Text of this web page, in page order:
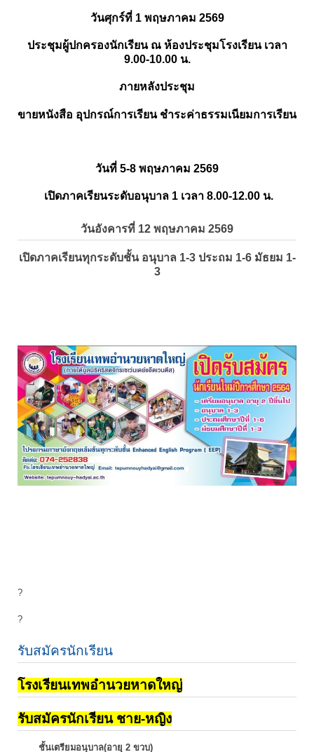
วันศุกร์ที่ 1 พฤษภาคม 2569
ประชุมผู้ปกครองนักเรียน ณ ห้องประชุมโรงเรียน เวลา
9.00-10.00 น.
ภายหลังประชุม
ขายหนังสือ อุปกรณ์การเรียน ชำระค่าธรรมเนียมการเรียน
วันที่ 5-8 พฤษภาคม 2569
เปิดภาคเรียนระดับอนุบาล 1 เวลา 8.00-12.00 น.
วันอังคารที่ 12 พฤษภาคม 2569
เปิดภาคเรียนทุกระดับชั้น อนุบาล 1-3 ประถม 1-6 มัธยม 1-
3
?
?
รับสมัครนักเรียน
โรงเรียนเทพอำนวยหาดใหญ่
รับสมัครนักเรียน ชาย-หญิง
ชั้นเตรียมอนุบาล(อายุ 2 ขวบ)